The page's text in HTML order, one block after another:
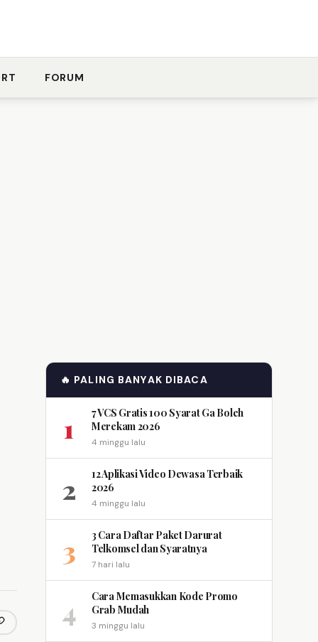
FORUM
link
🔥 PALING BANYAK DIBACA
1
7 VCS Gratis 100 Syarat Ga Boleh
Merekam 2026
4 minggu lalu
2
12 Aplikasi Video Dewasa Terbaik
2026
4 minggu lalu
3
3 Cara Daftar Paket Darurat
Telkomsel dan Syaratnya
7 hari lalu
4
Cara Memasukkan Kode Promo
Grab Mudah
3 minggu lalu